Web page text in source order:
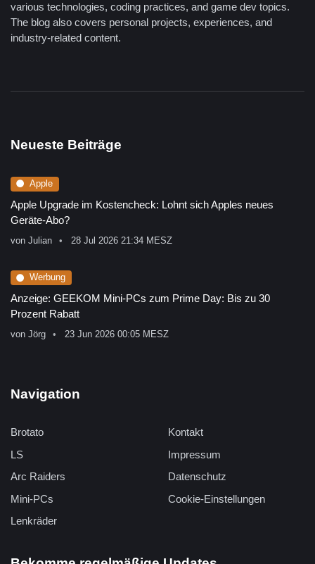
various technologies, coding practices, and game dev topics.
The blog also covers personal projects, experiences, and
industry-related content.
Neueste Beiträge
Apple
Apple Upgrade im Kostencheck: Lohnt sich Apples neues
Geräte-Abo?
von Julian 28 Jul 2026 21:34 MESZ
Werbung
Anzeige: GEEKOM Mini-PCs zum Prime Day: Bis zu 30
Prozent Rabatt
von Jörg 23 Jun 2026 00:05 MESZ
Navigation
Brotato
LS
Arc Raiders
Mini-PCs
Lenkräder
Kontakt
Impressum
Datenschutz
Cookie-Einstellungen